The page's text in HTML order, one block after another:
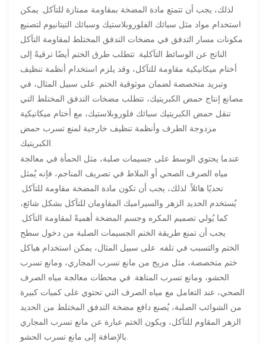
لذلك، يجب أن تتمتع مادة المضخة بمقاومة ممتازة للتآكل. يمكن
استخدام مواد مثل سبائك الفلوروبلاستيك وسبائك التيتانيوم لتصنيع
مكونات مسار التدفق في مضخات التدفق المختلط لمقاومة التآكل
الناتج عن الوسائط التآكلية. تتطلب طرق الختم أيضًا ترقيةً إلى
أختام ميكانيكية مقاومة للتآكل، وقد يلزم استخدام أنظمة تنظيف
وتبريد متخصصة لضمان موثوقية الختم. على سبيل المثال، في
مصانع إنتاج حمض الكبريتيك، تتطلب مضخات التدفق المختلط التي
تنقل حمض الكبريتيك سبائك فلوروبلاستيك، مع أختام ميكانيكية
مزدوجة الطرف وأنظمة تنظيف خارجية لمنع تسرب حمض
الكبريتيك.
عندما يحتوي الوسط على جسيمات صلبة، مثل الحمأة في معالجة
مياه الصرف الصحي أو الملاط في تصريف المناجم، فإنه يُمثل
تحديًا هائلاً. لذلك، يجب أن تكون مادة المضخة مقاومة للتآكل.
يُستخدم الحديد الزهر والسيراميك المقاومان للتآكل بشكل شائع،
كما يُولي تصميم المكره وجسم المضخة أهميةً لمقاومة التآكل.
يجب أن تمنع طريقة الختم الجسيمات الصلبة من دخول سطح
الختم والتسبب في تلفه. على سبيل المثال، يمكن استخدام هياكل
ختم متخصصة، مثل مزيج من مانع تسرب المجاري، ومانع تسرب
الحشو، ومانع تسرب المتاهة. في محطات معالجة مياه الصرف
الصحي، عند التعامل مع مياه الصرف التي تحتوي على كميات كبيرة
من الشوائب الصلبة، يُصنع دافع مضخة التدفق المختلط من الحديد
الزهر المقاوم للتآكل، ويكون الختم عبارة عن مانع تسرب المجاري
بالإضافة إلى مانع تسرب الحشو.